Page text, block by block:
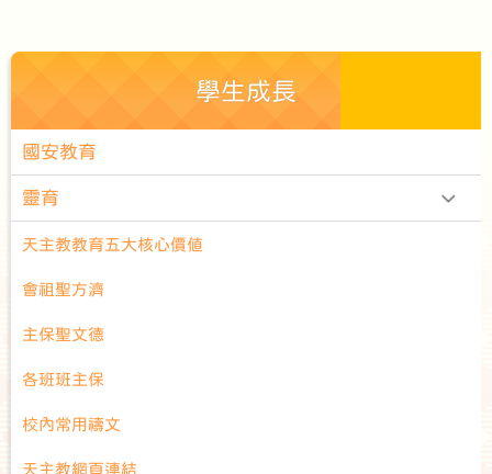
學生成長
國安教育
靈育
天主教教育五大核心價值
會祖聖方濟
主保聖文德
各班班主保
校內常用禱文
天主教網頁連結